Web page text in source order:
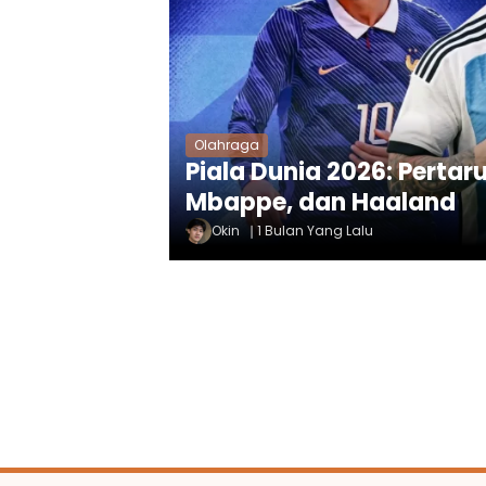
Olahraga
Piala Dunia 2026:
Mbappe, dan Haaland
Okin 1 Bulan Yang Lalu